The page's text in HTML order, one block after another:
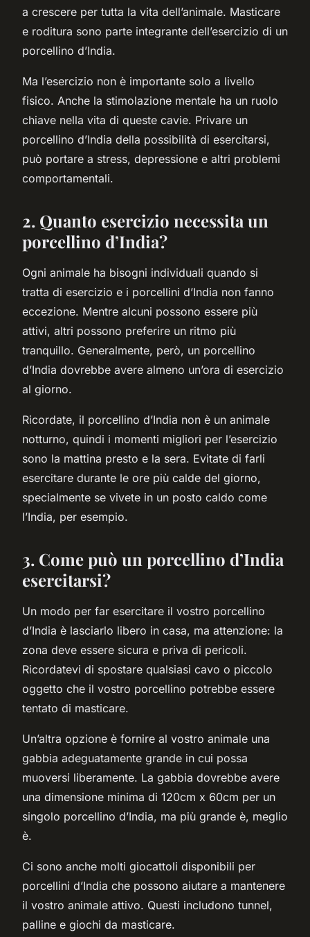
a crescere per tutta la vita dell’animale. Masticare
e roditura sono parte integrante dell’esercizio di un
porcellino d’India.
Ma l’esercizio non è importante solo a livello
fisico. Anche la stimolazione mentale ha un ruolo
chiave nella vita di queste cavie. Privare un
porcellino d’India della possibilità di esercitarsi,
può portare a stress, depressione e altri problemi
comportamentali.
2. Quanto esercizio necessita un
porcellino d’India?
Ogni animale ha bisogni individuali quando si
tratta di esercizio e i porcellini d’India non fanno
eccezione. Mentre alcuni possono essere più
attivi, altri possono preferire un ritmo più
tranquillo. Generalmente, però, un porcellino
d’India dovrebbe avere almeno un’ora di esercizio
al giorno.
Ricordate, il porcellino d’India non è un animale
notturno, quindi i momenti migliori per l’esercizio
sono la mattina presto e la sera. Evitate di farli
esercitare durante le ore più calde del giorno,
specialmente se vivete in un posto caldo come
l’India, per esempio.
3. Come può un porcellino d’India
esercitarsi?
Un modo per far esercitare il vostro porcellino
d’India è lasciarlo libero in casa, ma attenzione: la
zona deve essere sicura e priva di pericoli.
Ricordatevi di spostare qualsiasi cavo o piccolo
oggetto che il vostro porcellino potrebbe essere
tentato di masticare.
Un’altra opzione è fornire al vostro animale una
gabbia adeguatamente grande in cui possa
muoversi liberamente. La gabbia dovrebbe avere
una dimensione minima di 120cm x 60cm per un
singolo porcellino d’India, ma più grande è, meglio
è.
Ci sono anche molti giocattoli disponibili per
porcellini d’India che possono aiutare a mantenere
il vostro animale attivo. Questi includono tunnel,
palline e giochi da masticare.